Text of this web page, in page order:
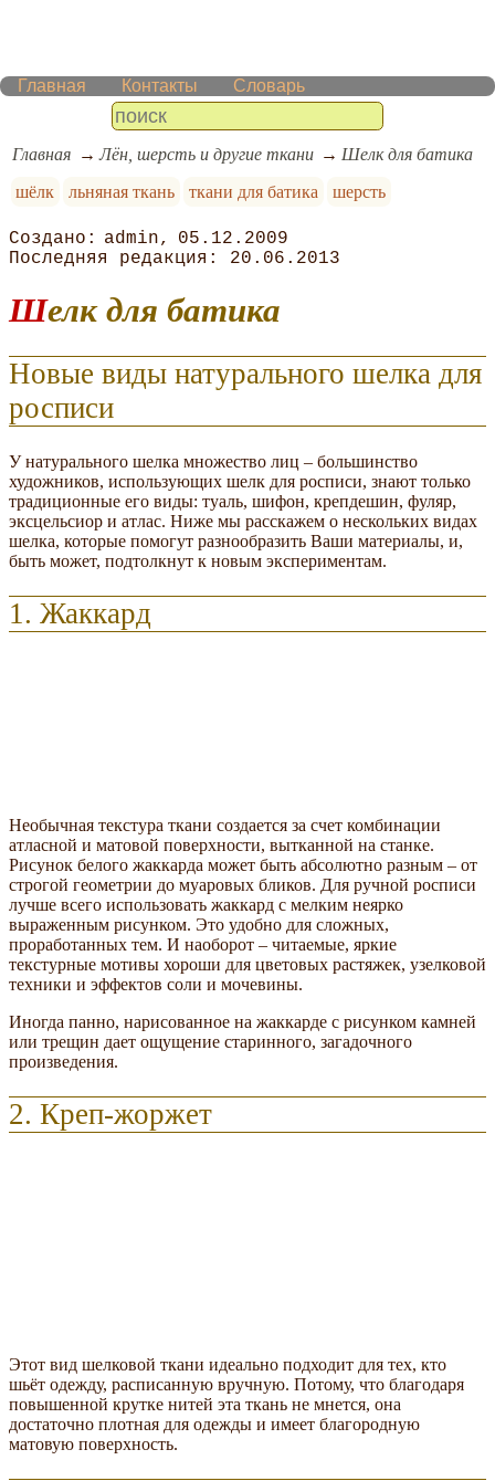
Главная Контакты Словарь
Главная Лён, шерсть и другие ткани
Шелк для батика
шёлк
льняная ткань ткани для батика шерсть
admin
05.12.2009
20.06.2013
Шелк для батика
Новые виды натурального шелка для
росписи
У натурального шелка множество лиц – большинство
художников, использующих шелк для росписи, знают только
традиционные его виды: туаль, шифон, крепдешин, фуляр,
эксцельсиор и атлас. Ниже мы расскажем о нескольких видах
шелка, которые помогут разнообразить Ваши материалы, и,
быть может, подтолкнут к новым экспериментам.
1. Жаккард
Необычная текстура ткани создается за счет комбинации
атласной и матовой поверхности, вытканной на станке.
Рисунок белого жаккарда может быть абсолютно разным – от
строгой геометрии до муаровых бликов. Для ручной росписи
лучше всего использовать жаккард с мелким неярко
выраженным рисунком. Это удобно для сложных,
проработанных тем. И наоборот – читаемые, яркие
текстурные мотивы хороши для цветовых растяжек, узелковой
техники и эффектов соли и мочевины.
Иногда панно, нарисованное на жаккарде с рисунком камней
или трещин дает ощущение старинного, загадочного
произведения.
2. Креп-жоржет
Этот вид шелковой ткани идеально подходит для тех, кто
шьёт одежду, расписанную вручную. Потому, что благодаря
повышенной крутке нитей эта ткань не мнется, она
достаточно плотная для одежды и имеет благородную
матовую поверхность.